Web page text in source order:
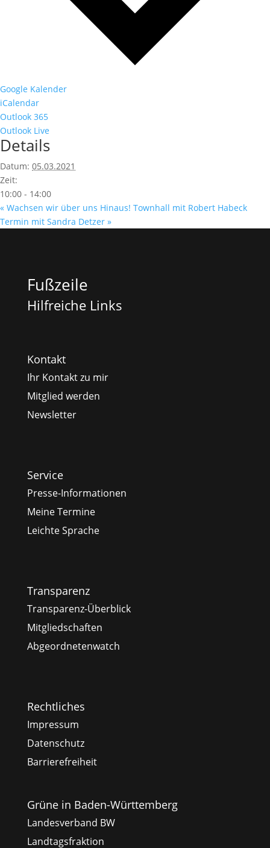
Google Kalender
iCalendar
Outlook 365
Outlook Live
Details
Datum: 05.03.2021
Zeit:
10:00 - 14:00
« Wachsen wir über uns Hinaus! Townhall mit Robert Habeck
Termin mit Sandra Detzer »
Fußzeile
Hilfreiche Links
Kontakt
Ihr Kontakt zu mir
Mitglied werden
Newsletter
Service
Presse-Informationen
Meine Termine
Leichte Sprache
Transparenz
Transparenz-Überblick
Mitgliedschaften
Abgeordnetenwatch
Rechtliches
Impressum
Datenschutz
Barrierefreiheit
Grüne in Baden-Württemberg
Landesverband BW
Landtagsfraktion